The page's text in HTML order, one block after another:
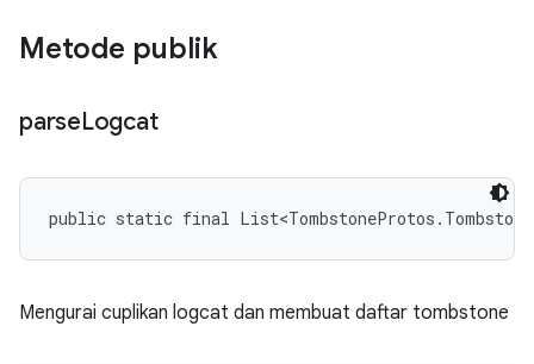
Metode publik
parseLogcat
public static final
Mengurai cuplikan logcat dan membuat daftar tombstone